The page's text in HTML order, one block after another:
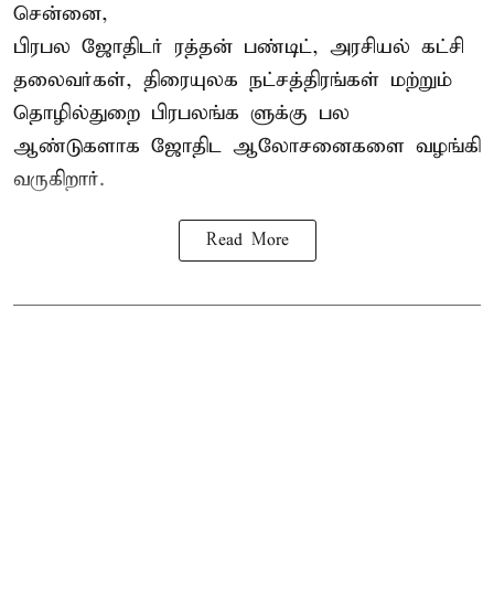
சென்னை,
பிரபல ஜோதிடர் ரத்தன் பண்டிட், அரசியல் கட்சி
தலைவர்கள், திரையுலக நட்சத்திரங்கள் மற்றும்
தொழில்துறை பிரபலங்க ளுக்கு பல
ஆண்டுகளாக ஜோதிட ஆலோசனைகளை வழங்கி
வருகிறார்.
Read More